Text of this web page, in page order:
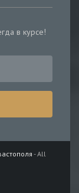
в курсе!
- All